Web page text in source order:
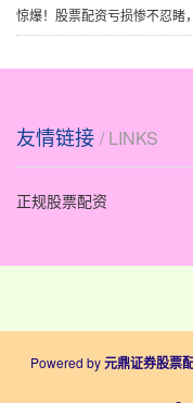
惊爆！股票配资亏损惨不忍睹
友情链接 / LINKS
正规股票配资
Powered by元鼎证券股票